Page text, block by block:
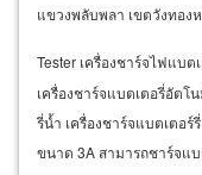
แขวงพลับพลา เขตวังทอง
Tester เครื่องชาร์จไฟแบ
เครื่องชาร์จแบตเตอรี่อัต
รี่น้ำ เครื่องชาร์จแบตเตอ
ขนาด 3A สามารถชาร์จแ